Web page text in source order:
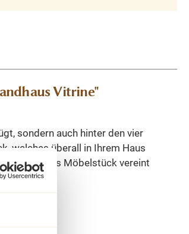
Vitrine"
sondern auch hinter den vier
welches überall in Ihrem Haus
Dieses Möbelstück vereint